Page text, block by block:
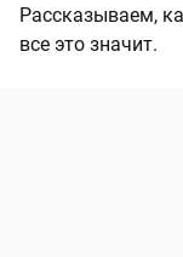
Рассказываем,
все это значит.